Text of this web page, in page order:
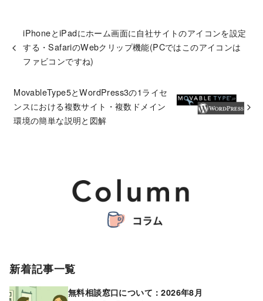
iPhoneとiPadにホーム画面に自社サイトのアイコンを設定
する・SafariのWebクリップ機能(PCではこのアイコンは
ファビコンですね)
MovableType5とWordPress3の1ライセ
ンスにおける複数サイト・複数ドメイン
環境の簡単な説明と図解
新着記事一覧
無料相談窓口について：2026年8月